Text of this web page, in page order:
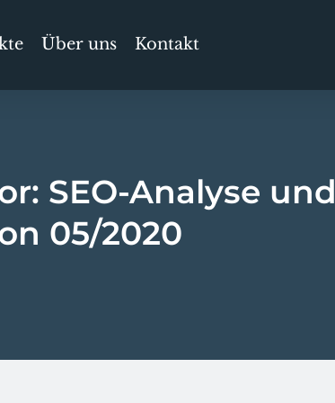
Über uns Kontakt
SEO-Analyse und
05/2020